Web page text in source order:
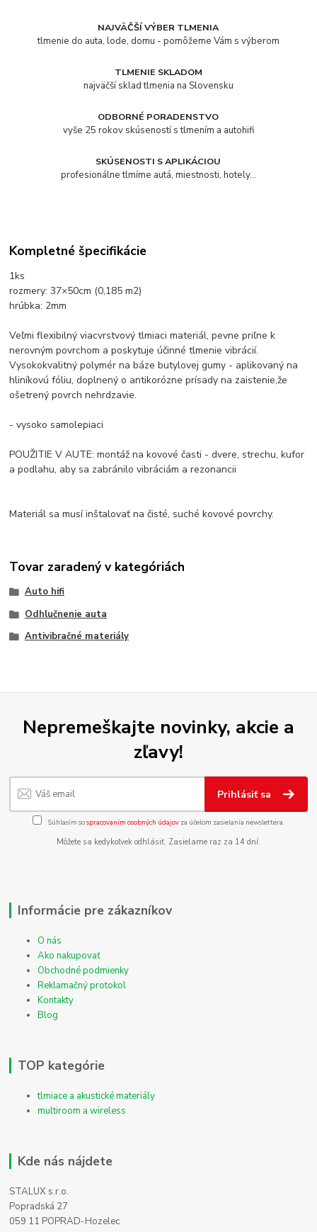
NAJVÄČŠÍ VÝBER TLMENIA
tlmenie do auta, lode, domu - pomôžeme Vám s výberom
TLMENIE SKLADOM
najväčší sklad tlmenia na Slovensku
ODBORNÉ PORADENSTVO
vyše 25 rokov skúseností s tlmením a autohifi
SKÚSENOSTI S APLIKÁCIOU
profesionálne tlmíme autá, miestnosti, hotely...
Kompletné špecifikácie
1ks
rozmery: 37×50cm (0,185 m2)
hrúbka: 2mm
Veľmi flexibilný viacvrstvový tlmiaci materiál, pevne priľne k
nerovným povrchom a poskytuje účinné tlmenie vibrácií.
Vysokokvalitný polymér na báze butylovej gumy - aplikovaný na
hliníkovú fóliu, doplnený o antikorózne prísady na zaistenie,že
ošetrený povrch nehrdzavie.
- vysoko samolepiaci
POUŽITIE V AUTE: montáž na kovové časti - dvere, strechu, kufor
a podlahu, aby sa zabránilo vibráciám a rezonancii
Materiál sa musí inštalovať na čisté, suché kovové povrchy.
Tovar zaradený v kategóriách
Auto hifi
Odhlučnenie auta
Antivibračné materiály
Nepremeškajte novinky, akcie a
zľavy!
Prihlásiť sa
Súhlasím sospracovaním osobných údajov za účelom zasielania newslettera.
Môžete sa kedykoľvek odhlásiť. Zasielame raz za 14 dní.
Informácie pre zákazníkov
O nás
Ako nakupovať
Obchodné podmienky
Reklamačný protokol
Kontakty
Blog
TOP kategórie
tlmiace a akustické materiály
multiroom a wireless
Kde nás nájdete
STALUX s.r.o.
Popradská 27
059 11 POPRAD-Hozelec